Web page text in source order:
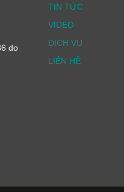
do
TIN TỨC
VIDEO
DỊCH VỤ
LIÊN HỆ